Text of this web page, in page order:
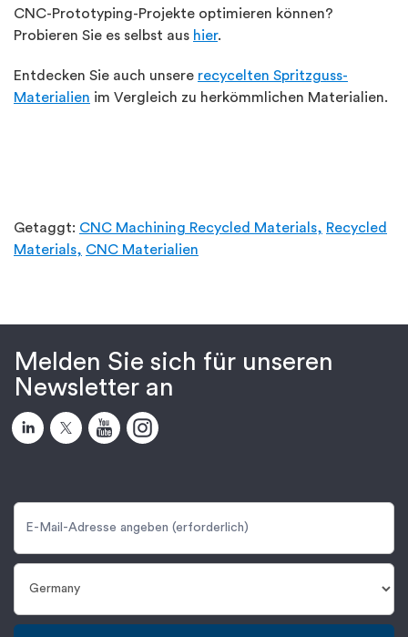
CNC-Prototyping-Projekte optimieren können?
Probieren Sie es selbst aus hier.
Entdecken Sie auch unsere recycelten Spritzguss-
Materialien im Vergleich zu herkömmlichen Materialien.
Getaggt: CNC Machining Recycled Materials, Recycled
Materials, CNC Materialien
Melden Sie sich für unseren
Newsletter an